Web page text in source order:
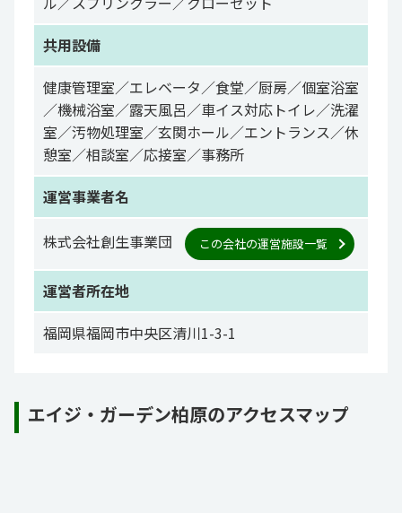
共用設備
健康管理室／エレベータ／食堂／厨房／個室浴室
／機械浴室／露天風呂／車イス対応トイレ／洗濯
室／汚物処理室／玄関ホール／エントランス／休
憩室／相談室／応接室／事務所
運営事業者名
株式会社創生事業団 この会社の運営施設一覧
運営者所在地
福岡県福岡市中央区清川1-3-1
エイジ・ガーデン柏原のアクセスマップ